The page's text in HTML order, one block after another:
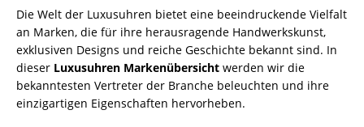
Die Welt der Luxusuhren bietet eine beeindruckende Vielfalt
an Marken, die für ihre herausragende Handwerkskunst,
exklusiven Designs und reiche Geschichte bekannt sind. In
dieser Luxusuhren Markenübersicht werden wir die
bekanntesten Vertreter der Branche beleuchten und ihre
einzigartigen Eigenschaften hervorheben.